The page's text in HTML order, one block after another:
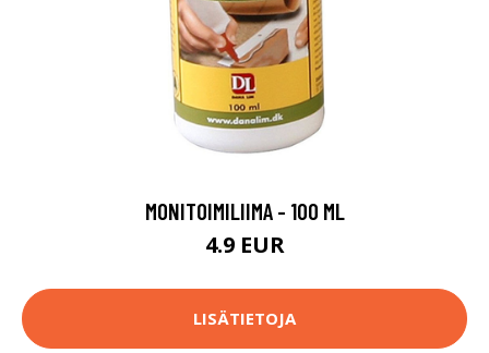
MONITOIMILIIMA - 100 ML
4.9 EUR
LISÄTIETOJA